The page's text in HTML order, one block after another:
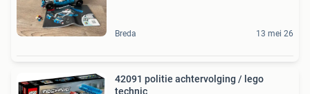
Breda 13 mei 26
42091 politie achtervolging / lego
technic